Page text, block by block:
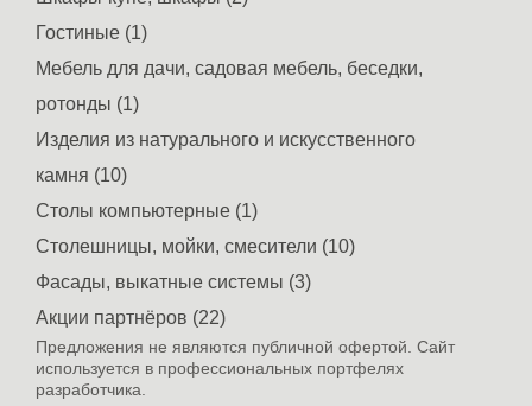
Гостиные (1)
Мебель для дачи, садовая мебель, беседки,
ротонды (1)
Изделия из натурального и искусственного
камня (10)
Столы компьютерные (1)
Столешницы, мойки, смесители (10)
Фасады, выкатные системы (3)
Акции партнёров (22)
Предложения не являются публичной офертой. Сайт
используется в профессиональных портфелях
разработчика.